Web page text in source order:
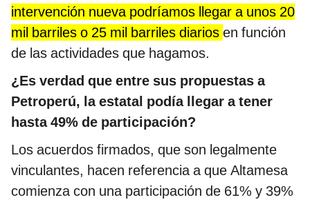
intervención nueva podríamos llegar a unos 20
mil barriles o 25 mil barriles diarios en función
de las actividades que hagamos.
¿Es verdad que entre sus propuestas a
Petroperú, la estatal podía llegar a tener
hasta 49% de participación?
Los acuerdos firmados, que son legalmente
vinculantes, hacen referencia a que Altamesa
comienza con una participación de 61% y 39%